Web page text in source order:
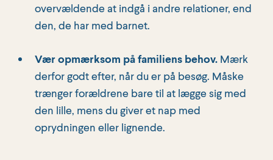
overvældende at indgå i andre relationer, end
den, de har med barnet.
Vær opmærksom på familiens behov. Mærk
derfor godt efter, når du er på besøg. Måske
trænger forældrene bare til at lægge sig med
den lille, mens du giver et nap med
oprydningen eller lignende.